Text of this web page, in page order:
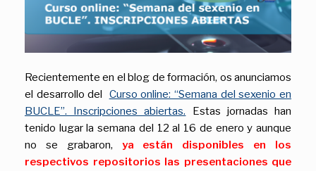
Recientemente en el blog de formación, os anunciamos
el desarrollo del Curso online: “Semana del sexenio en
BUCLE”. Inscripciones abiertas. Estas jornadas han
tenido lugar la semana del 12 al 16 de enero y aunque
no se grabaron, ya están disponibles en los
respectivos repositorios las presentaciones que